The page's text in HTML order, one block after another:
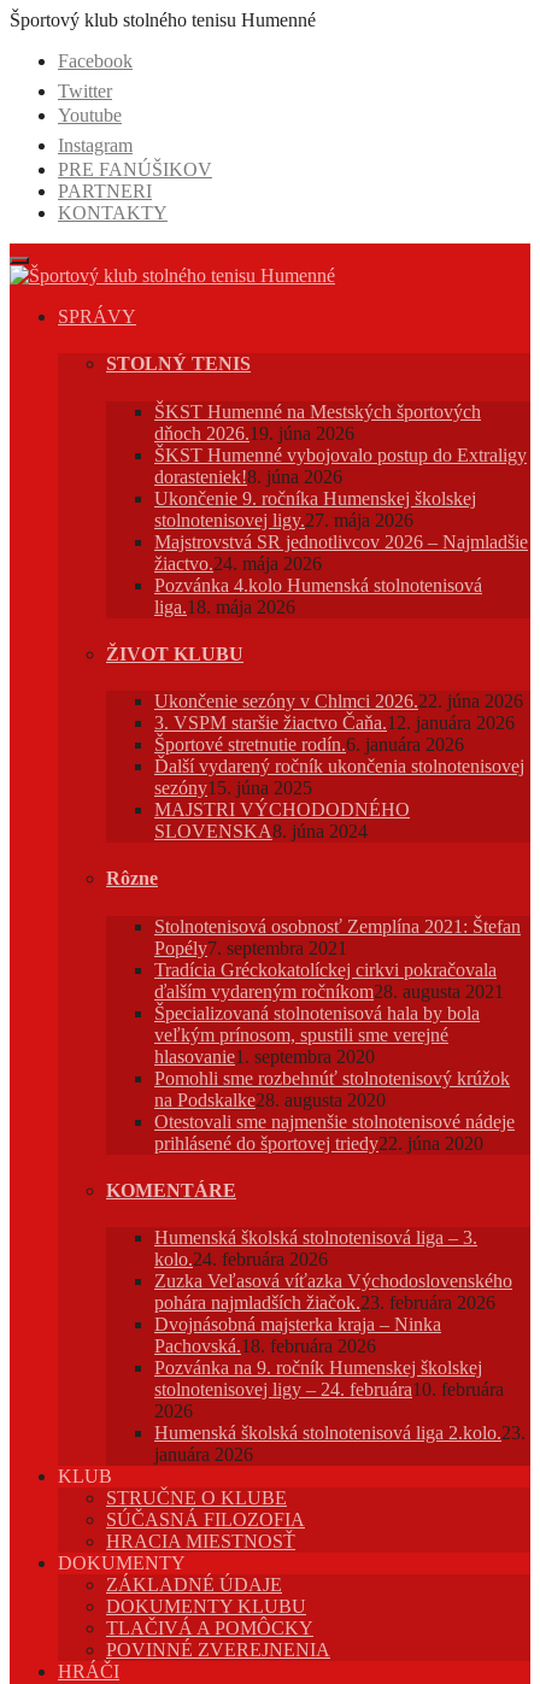
Prejsť
obsah
Športový klub stolného tenisu Humenné
Facebook
Twitter
Youtube
Instagram
PRE FANÚŠIKOV
PARTNERI
KONTAKTY
SPRÁVY
STOLNÝ TENIS
ŠKST Humenné na Mestských športových
dňoch 2026.19. júna 2026
ŠKST Humenné vybojovalo postup do Extraligy
dorasteniek!8. júna 2026
Ukončenie 9. ročníka Humenskej školskej
stolnotenisovej ligy.27. mája 2026
Majstrovstvá SR jednotlivcov 2026 – Najmladšie
žiactvo.24. mája 2026
Pozvánka 4.kolo Humenská stolnotenisová
liga.18. mája 2026
ŽIVOT KLUBU
Ukončenie sezóny v Chlmci 2026.22. júna 2026
3. VSPM staršie žiactvo Čaňa.12. januára 2026
Športové stretnutie rodín.6. januára 2026
Ďalší vydarený ročník ukončenia stolnotenisovej
sezóny15. júna 2025
MAJSTRI VÝCHODODNÉHO
SLOVENSKA8. júna 2024
Rôzne
Stolnotenisová osobnosť Zemplína 2021: Štefan
Popély7. septembra 2021
Tradícia Gréckokatolíckej cirkvi pokračovala
ďalším vydareným ročníkom28. augusta 2021
Špecializovaná stolnotenisová hala by bola
veľkým prínosom, spustili sme verejné
hlasovanie1. septembra 2020
Pomohli sme rozbehnúť stolnotenisový krúžok
na Podskalke28. augusta 2020
Otestovali sme najmenšie stolnotenisové nádeje
prihlásené do športovej triedy22. júna 2020
KOMENTÁRE
Humenská školská stolnotenisová liga – 3.
kolo.24. februára 2026
Zuzka Veľasová víťazka Východoslovenského
pohára najmladších žiačok.23. februára 2026
Dvojnásobná majsterka kraja – Ninka
Pachovská.18. februára 2026
Pozvánka na 9. ročník Humenskej školskej
stolnotenisovej ligy – 24. februára10. februára
2026
Humenská školská stolnotenisová liga 2.kolo.23.
januára 2026
KLUB
STRUČNE O KLUBE
SÚČASNÁ FILOZOFIA
HRACIA MIESTNOSŤ
DOKUMENTY
ZÁKLADNÉ ÚDAJE
DOKUMENTY KLUBU
TLAČIVÁ A POMÔCKY
POVINNÉ ZVEREJNENIA
HRÁČI